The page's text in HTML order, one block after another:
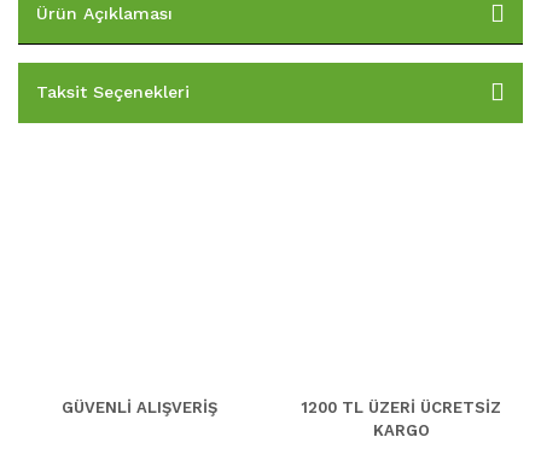
Ürün Açıklaması
Taksit Seçenekleri
GÜVENLİ ALIŞVERİŞ
1200 TL ÜZERİ ÜCRETSİZ
KARGO